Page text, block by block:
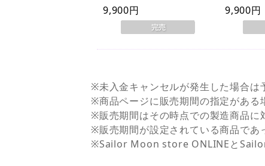
9,900円
9,900円
※未入金キャンセルが発生した場合は
※商品ページに販売期間の指定がある
※販売期間はその時点での製造商品に
※販売期間が設定されている商品であ
※Sailor Moon store ONLINEとSailor